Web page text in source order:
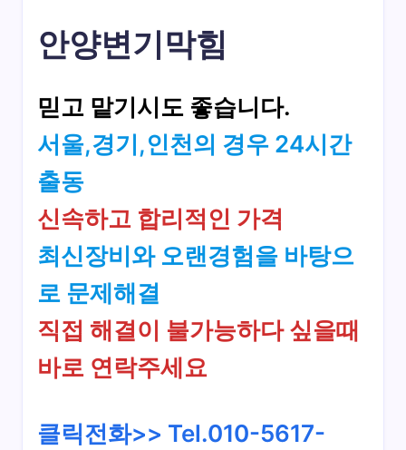
안양변기막힘
믿고 맡기시도 좋습니다.
서울,경기,인천의 경우 24시간
출동
신속하고 합리적인 가격
최신장비와 오랜경험을 바탕으
로 문제해결
직접 해결이 불가능하다 싶을때
바로 연락주세요
클릭전화>> Tel.010-5617-